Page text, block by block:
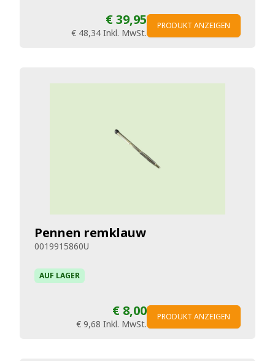
€ 39,95
€ 48,34 Inkl. MwSt.
PRODUKT ANZEIGEN
Pennen remklauw
0019915860U
AUF LAGER
€ 8,00
€ 9,68 Inkl. MwSt.
PRODUKT ANZEIGEN